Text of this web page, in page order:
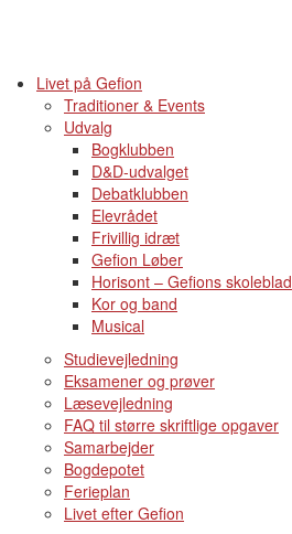
Livet på Gefion
Traditioner & Events
Udvalg
Bogklubben
D&D-udvalget
Debatklubben
Elevrådet
Frivillig idræt
Gefion Løber
Horisont – Gefions skoleblad
Kor og band
Musical
Studievejledning
Eksamener og prøver
Læsevejledning
FAQ til større skriftlige opgaver
Samarbejder
Bogdepotet
Ferieplan
Livet efter Gefion